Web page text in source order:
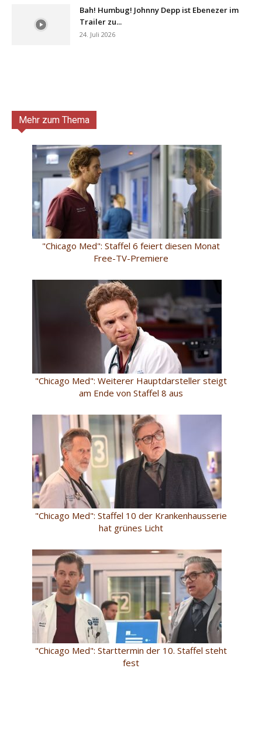
Bah! Humbug! Johnny Depp ist Ebenezer im
Trailer zu...
24. Juli 2026
Mehr zum Thema
"Chicago Med": Staffel 6 feiert diesen Monat
Free-TV-Premiere
"Chicago Med": Weiterer Hauptdarsteller steigt
am Ende von Staffel 8 aus
"Chicago Med": Staffel 10 der Krankenhausserie
hat grünes Licht
"Chicago Med": Starttermin der 10. Staffel steht
fest